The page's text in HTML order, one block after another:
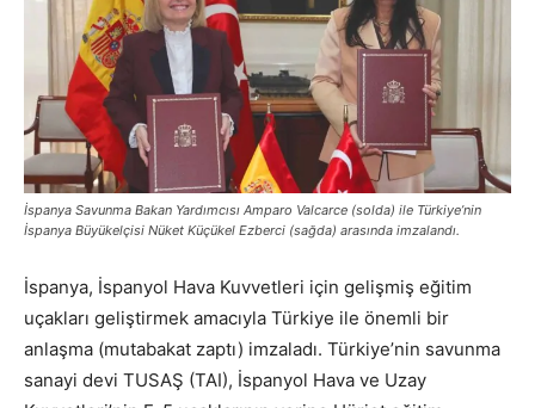
İspanya Savunma Bakan Yardımcısı Amparo Valcarce (solda) ile Türkiye’nin
İspanya Büyükelçisi Nüket Küçükel Ezberci (sağda) arasında imzalandı.
İspanya, İspanyol Hava Kuvvetleri için gelişmiş eğitim
uçakları geliştirmek amacıyla Türkiye ile önemli bir
anlaşma (mutabakat zaptı) imzaladı. Türkiye’nin savunma
sanayi devi TUSAŞ (TAI), İspanyol Hava ve Uzay